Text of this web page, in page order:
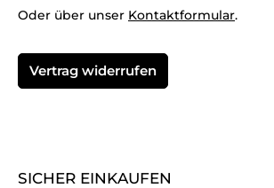
Oder über unser Kontaktformular.
Vertrag widerrufen
SICHER EINKAUFEN